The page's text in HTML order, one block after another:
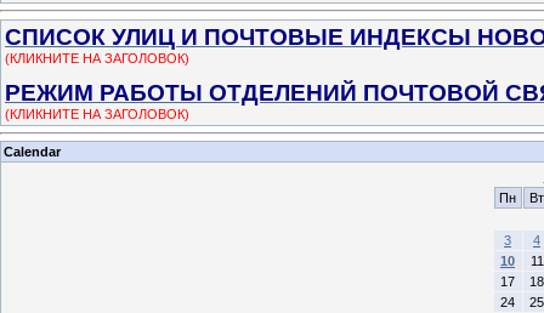
СПИСОК УЛИЦ И ПОЧТОВЫЕ ИНДЕКСЫ
(КЛИКНИТЕ НА ЗАГОЛОВОК)
РЕЖИМ РАБОТЫ ОТДЕЛЕНИЙ ПОЧТОВОЙ
(КЛИКНИТЕ НА ЗАГОЛОВОК)
Calendar
Пн
Вт
3
4
10
11
17
18
24
25